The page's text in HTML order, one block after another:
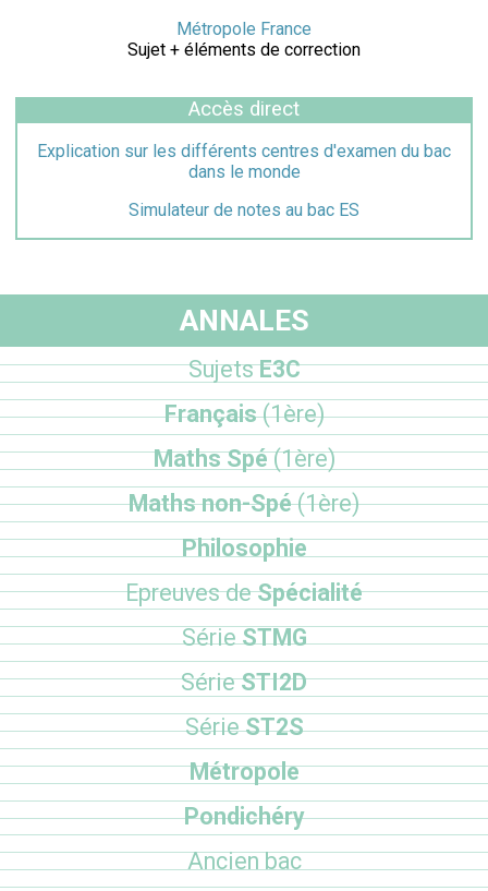
Métropole France
Sujet + éléments de correction
Accès direct
Explication sur les différents centres d'examen du bac
dans le monde
Simulateur de notes au bac ES
ANNALES
SujetsE3C
Français(1ère)
Maths Spé(1ère)
Maths non-Spé(1ère)
Philosophie
Epreuves deSpécialité
SérieSTMG
SérieSTI2D
SérieST2S
Métropole
Pondichéry
Ancien bac